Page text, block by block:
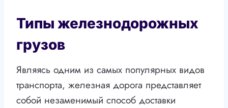
Типы железнодорожных
грузов
Являясь одним из самых популярных видов
транспорта, железная дорога представляет
собой незаменимый способ доставки